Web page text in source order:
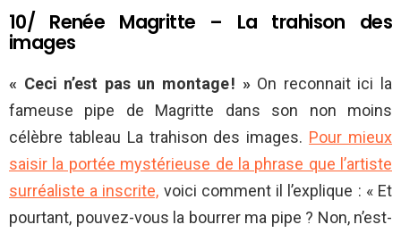
10/ Renée Magritte – La trahison des
images
« Ceci n’est pas un montage ! » On reconnait ici la
fameuse pipe de Magritte dans son non moins
célèbre tableau La trahison des images. Pour mieux
saisir la portée mystérieuse de la phrase que l’artiste
surréaliste a inscrite, voici comment il l’explique : « Et
pourtant, pouvez-vous la bourrer ma pipe ? Non, n’est-